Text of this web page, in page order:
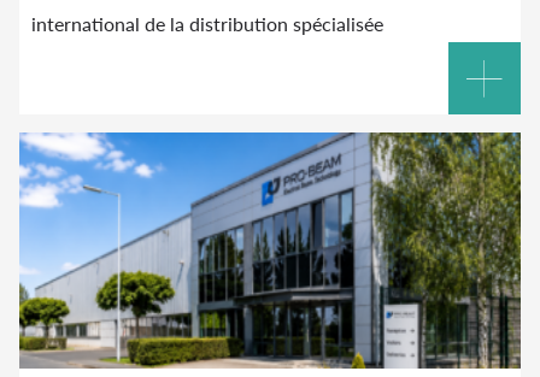
international de la distribution spécialisée